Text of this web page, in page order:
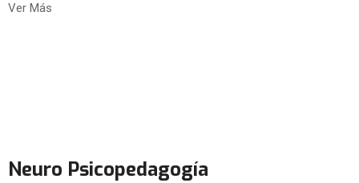
Ver Más
Neuro Psicopedagogía